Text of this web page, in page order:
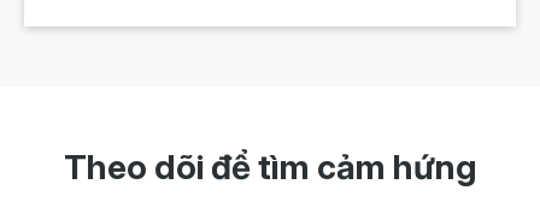
Theo dõi để tìm cảm hứng